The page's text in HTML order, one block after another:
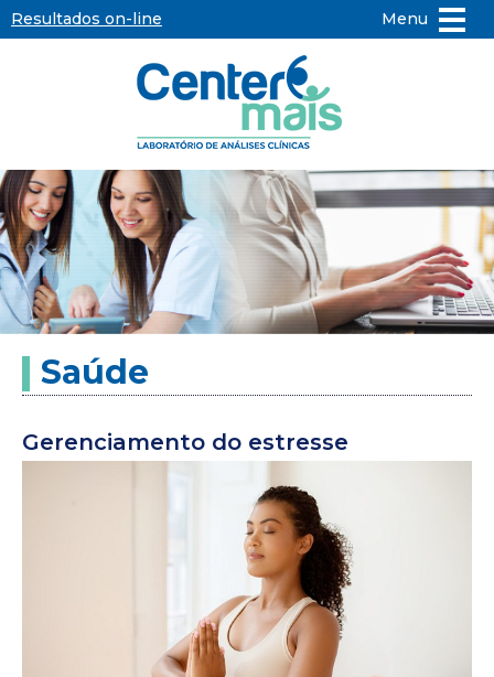
Resultados on-line Menu
Center
Mais
-
Laboratório
Análises
Clínicas
Saúde
Gerenciamento do estresse